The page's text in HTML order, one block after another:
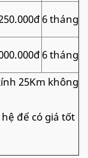
6 tháng
6 tháng
25Km không
để có giá tốt